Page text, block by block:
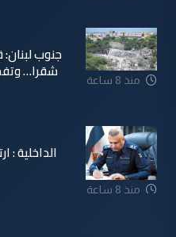
منذ 8 ساعة
جنوب
شقرا…
منذ 8 ساعة
الداخلية :